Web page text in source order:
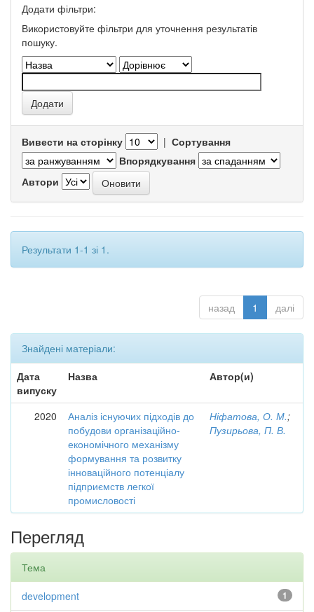
Додати фільтри:
Використовуйте фільтри для уточнення результатів
пошуку.
Вивести на сторінку | Сортування
Впорядкування
Автори
Результати 1-1 зі 1.
назад 1 далі
Знайдені матеріали:
Дата
випуску
Назва Автор(и)
2020
Аналіз існуючих підходів до
побудови організаційно-
економічного механізму
формування та розвитку
інноваційного потенціалу
підприємств легкої
промисловості
Ніфатова, О. М.;
Пузирьова, П. В.
Перегляд
Тема
1
development